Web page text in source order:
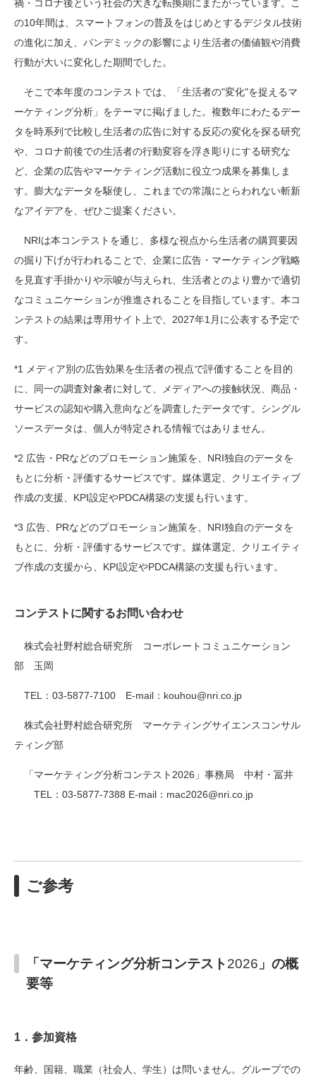
禍・コロナ後という社会の大きな転換期にまたがっています。こ
の10年間は、スマートフォンの普及をはじめとするデジタル技術
の進化に加え、パンデミックの影響により生活者の価値観や消費
行動が大いに変化した期間でした。
そこで本年度のコンテストでは、「生活者の"変化"を捉えるマ
ーケティング分析」をテーマに掲げました。複数年にわたるデー
タを時系列で比較し生活者の広告に対する反応の変化を探る研究
や、コロナ前後での生活者の行動変容を浮き彫りにする研究な
ど、企業の広告やマーケティング活動に役立つ成果を募集しま
す。膨大なデータを駆使し、これまでの常識にとらわれない斬新
なアイデアを、ぜひご提案ください。
NRIは本コンテストを通じ、多様な視点から生活者の購買要因
の掘り下げが行われることで、企業に広告・マーケティング戦略
を見直す手掛かりや示唆が与えられ、生活者とのより豊かで適切
なコミュニケーションが推進されることを目指しています。本コ
ンテストの結果は専用サイト上で、 2027年1 月に公表する予定で
す。
*1
メディア別の広告効果を生活者の視点で評価することを目的
に、同一の調査対象者に対して、メディアへの接触状況、商品・
サービスの認知や購入意向などを調査したデータです。シングル
ソースデータは、個人が特定される情報ではありません。
*2 広告・ PRなどのプロモーション施策を、 NRI独自のデータを
もとに分析・評価するサービスです。媒体選定、クリエイティブ
作成の支援、 KPI設定やPDCA構築の支援も行います。
*3 広告、PRなどのプロモーション施策を、NRI独自のデータを
もとに、分析・評価するサービスです。媒体選定、クリエイティ
ブ作成の支援から、KPI設定やPDCA構築の支援も行います。
コンテストに関するお問い合わせ
株式会社野村総合研究所 コーポレートコミュニケーション
部 玉岡
TEL：03-5877-7100 E-mail：kouhou@nri.co.jp
株式会社野村総合研究所 マーケティングサイエンスコンサル
ティング部
「マーケティング分析コンテスト2026」事務局 中村・冨井
TEL：03-5877-7388 E-mail：mac2026@nri.co.jp
ご参考
「マーケティング分析コンテスト2026 」の概
要等
1 ．参加資格
年齢、国籍、職業（社会人、学生）は問いません。グループでの